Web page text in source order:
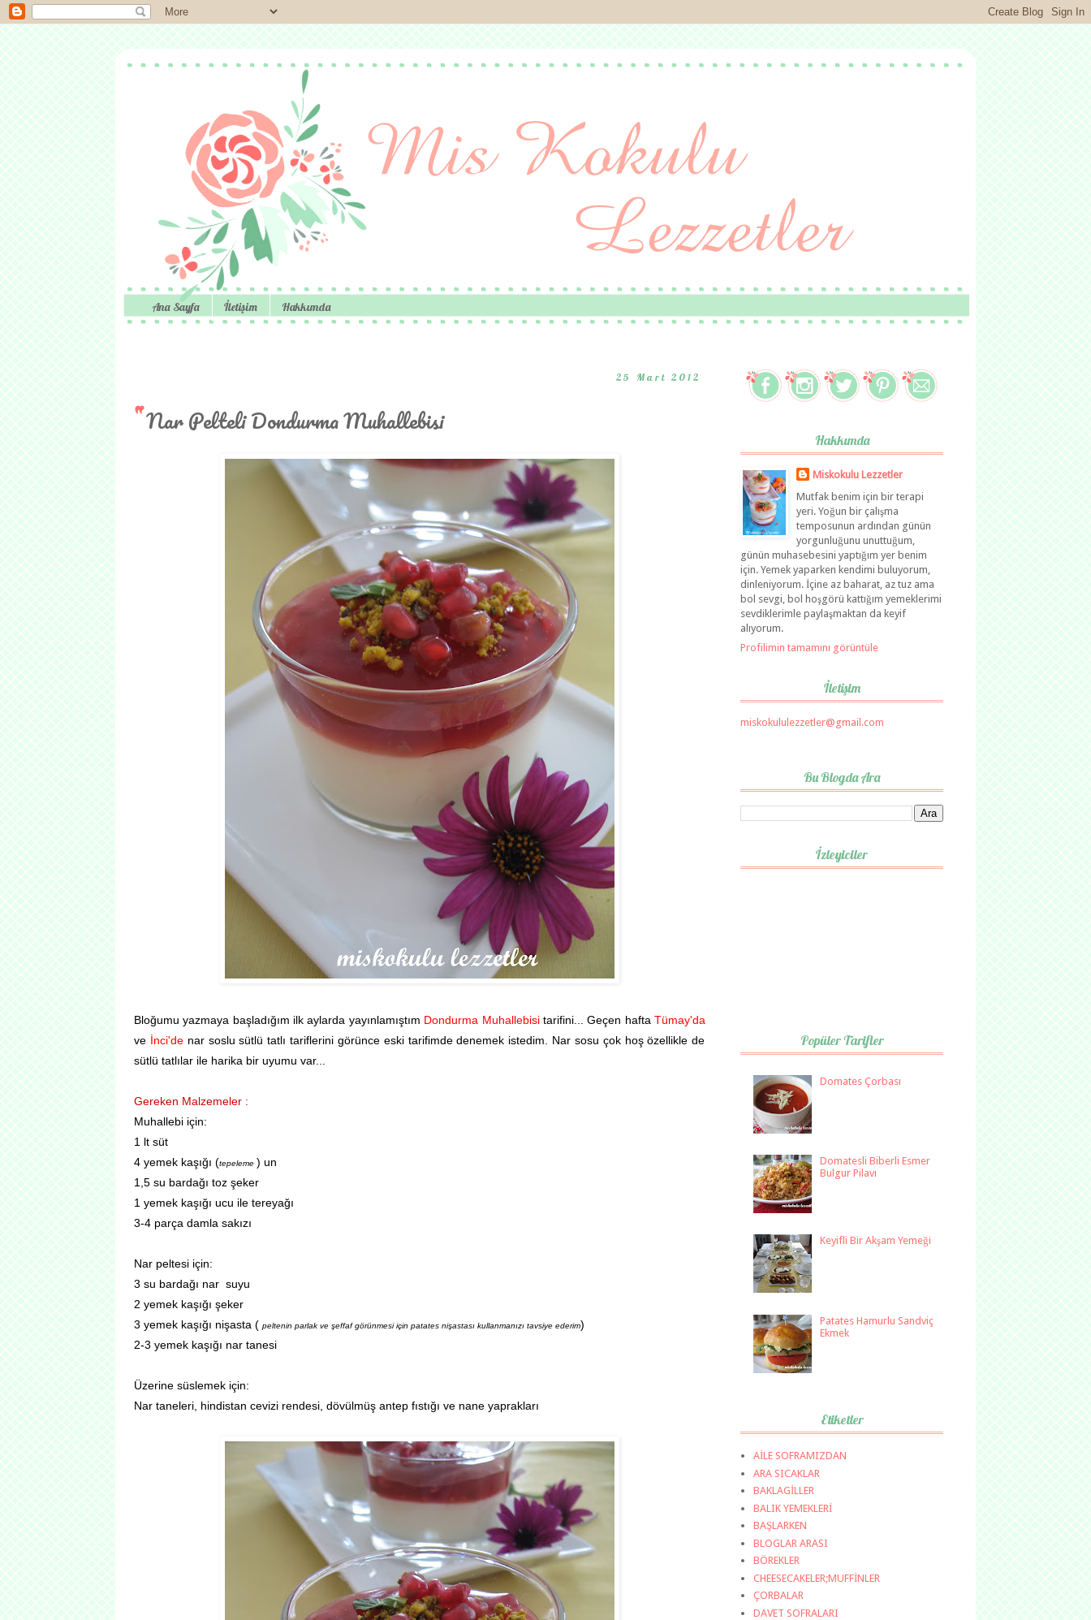
Ana Sayfa İletişim Hakkımda
25 Mart 2012
Nar Pelteli Dondurma Muhallebisi
Bloğumu yazmaya başladığım ilk aylarda yayınlamıştım Dondurma Muhallebisitarifini... Geçen haftaTümay'da
ve İnci'denar soslu sütlü tatlı tariflerini görünce eski tarifimde denemek istedim. Nar sosu çok hoş özellikle de
sütlü tatlılar ile harika bir uyumu var...
Gereken Malzemeler :
Muhallebi için:
1 lt süt
4 yemek kaşığı (tepeleme ) un
1,5 su bardağı toz şeker
1 yemek kaşığı ucu ile tereyağı
3-4 parça damla sakızı
Nar peltesi için:
3 su bardağı nar suyu
2 yemek kaşığı şeker
3 yemek kaşığı nişasta ( peltenin parlak ve şeffaf görünmesi için patates nişastası kullanmanızı tavsiye ederim)
2-3 yemek kaşığı nar tanesi
Üzerine süslemek için:
Nar taneleri, hindistan cevizi rendesi, dövülmüş antep fıstığı ve nane yaprakları
Hakkımda
Miskokulu Lezzetler
Mutfak benim için bir terapi
yeri. Yoğun bir çalışma
temposunun ardından günün
yorgunluğunu unuttuğum,
günün muhasebesini yaptığım yer benim
için. Yemek yaparken kendimi buluyorum,
dinleniyorum. İçine az baharat, az tuz ama
bol sevgi, bol hoşgörü kattığım yemeklerimi
sevdiklerimle paylaşmaktan da keyif
alıyorum.
Profilimin tamamını görüntüle
İletişim
miskokululezzetler@gmail.com
Bu Blogda Ara
İzleyiciler
Popüler Tarifler
Domates Çorbası
Domatesli Biberli Esmer
Bulgur Pilavı
Keyifli Bir Akşam Yemeği
Patates Hamurlu Sandviç
Ekmek
Etiketler
AİLE SOFRAMIZDAN
ARA SICAKLAR
BAKLAGİLLER
BALIK YEMEKLERİ
BAŞLARKEN
BLOGLAR ARASI
BÖREKLER
CHEESECAKELER;MUFFİNLER
ÇORBALAR
DAVET SOFRALARI